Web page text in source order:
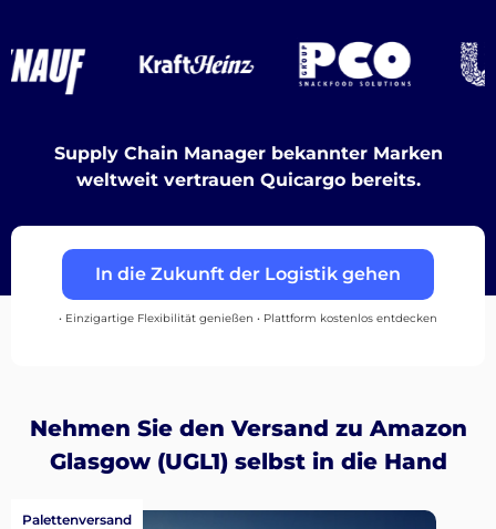
Registrieren
Supply Chain Manager bekannter Marken
weltweit vertrauen Quicargo bereits.
In die Zukunft der Logistik gehen
• Einzigartige Flexibilität genießen • Plattform kostenlos entdecken
Nehmen Sie den Versand zu Amazon
Glasgow (UGL1) selbst in die Hand
Palettenversand